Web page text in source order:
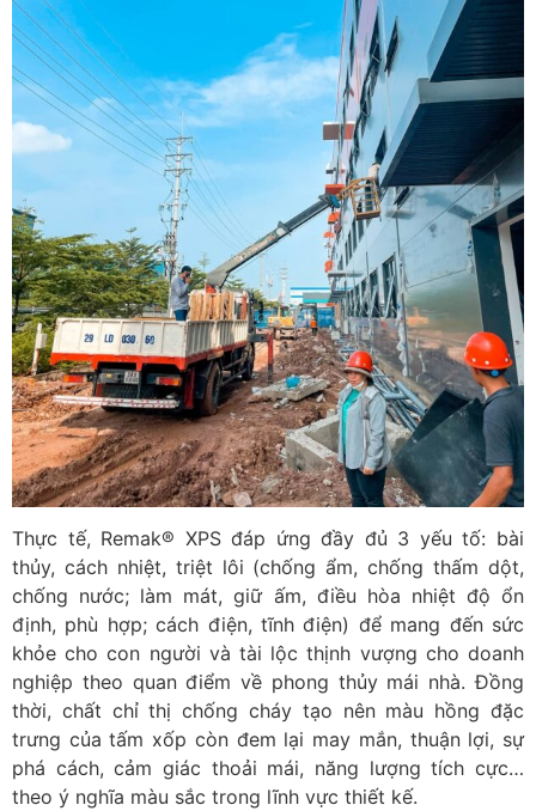
Thực tế, Remak® XPS đáp ứng đầy đủ 3 yếu tố: bài
thủy, cách nhiệt, triệt lôi (chống ẩm, chống thấm dột,
chống nước; làm mát, giữ ấm, điều hòa nhiệt độ ổn
định, phù hợp; cách điện, tĩnh điện) để mang đến sức
khỏe cho con người và tài lộc thịnh vượng cho doanh
nghiệp theo quan điểm về phong thủy mái nhà. Đồng
thời, chất chỉ thị chống cháy tạo nên màu hồng đặc
trưng của tấm xốp còn đem lại may mắn, thuận lợi, sự
phá cách, cảm giác thoải mái, năng lượng tích cực…
theo ý nghĩa màu sắc trong lĩnh vực thiết kế.